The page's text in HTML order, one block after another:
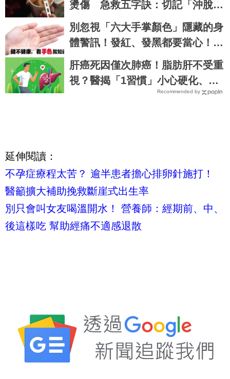
燙傷 急救五字訣：切記「沖脫泡
蓋送」
別忽視「六大手掌顏色」隱藏的身
體警訊！發紅、發黑都要當心！｜
每日健康Health
肝癌死因僅次肺癌！脂肪肝不受重
視？醫揭「1習慣」小心硬化、變
Recommended by
延伸閱讀：
不孕症療程太苦？ 逾半患者擔心排卵針施打！
醫籲擴大補助挽救斷崖式出生率
別只會叫女友喝溫開水！ 營養師：經期前、中、
後這樣吃 幫助經痛不適感退散